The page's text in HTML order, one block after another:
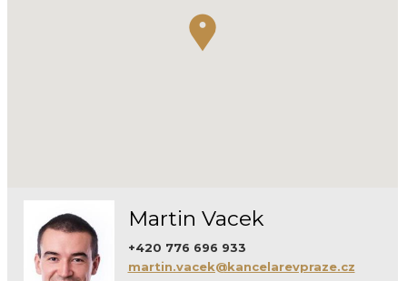
Martin Vacek
+420 776 696 933
martin.vacek@kancelarevpraze.cz